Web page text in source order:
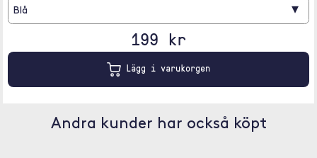
Blå ▾
199 kr
Lägg i varukorgen
Andra kunder har också köpt